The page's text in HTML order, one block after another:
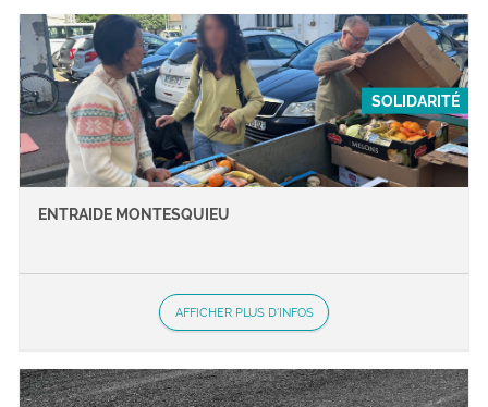
SOLIDARITÉ
ENTRAIDE MONTESQUIEU
AFFICHER PLUS D'INFOS